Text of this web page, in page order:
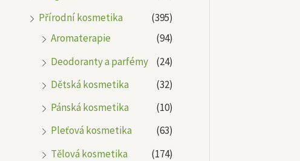
Přírodní kosmetika
(395)
Aromaterapie
(94)
Deodoranty a parfémy
(24)
Dětská kosmetika
(32)
Pánská kosmetika
(10)
Pleťová kosmetika
(63)
Tělová kosmetika
(174)